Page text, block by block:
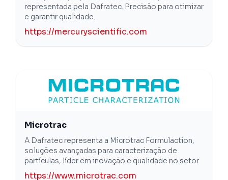
representada pela Dafratec. Precisão para otimizar
e garantir qualidade.
https://mercuryscientific.com
Microtrac
A Dafratec representa a Microtrac Formulaction,
soluções avançadas para caracterização de
partículas, líder em inovação e qualidade no setor.
https://www.microtrac.com